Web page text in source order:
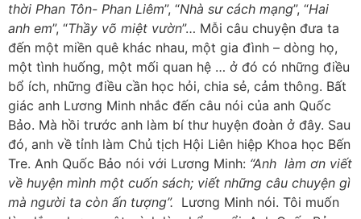
thời Phan Tôn- Phan Liêm”, “Nhà sư cách mạng”, “Hai
anh em”, “Thầy võ miệt vườn”… Mỗi câu chuyện đưa ta
đến một miền quê khác nhau, một gia đình – dòng họ,
một tình huống, một mối quan hệ … ở đó có những điều
bổ ích, những điều cần học hỏi, chia sẻ, cảm thông. Bất
giác anh Lương Minh nhắc đến câu nói của anh Quốc
Bảo. Mà hồi trước anh làm bí thư huyện đoàn ở đây. Sau
đó, anh về tỉnh làm Chủ tịch Hội Liên hiệp Khoa học Bến
Tre. Anh Quốc Bảo nói với Lương Minh: “Anh làm ơn viết
về huyện mình một cuốn sách; viết những câu chuyện gì
mà người ta còn ấn tượng”. Lương Minh nói. Tôi muốn